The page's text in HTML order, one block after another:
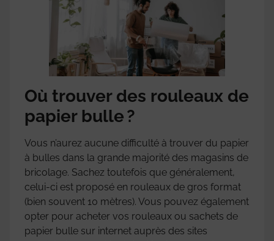
Où trouver des rouleaux de
papier bulle ?
Vous n’aurez aucune difficulté à trouver du papier
à bulles dans la grande majorité des magasins de
bricolage. Sachez toutefois que généralement,
celui-ci est proposé en rouleaux de gros format
(bien souvent 10 mètres). Vous pouvez également
opter pour acheter vos rouleaux ou sachets de
papier bulle sur internet auprès des sites